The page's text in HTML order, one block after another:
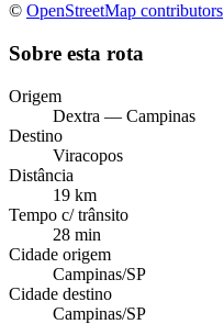
© OpenStreetMap contributors
Sobre esta rota
Origem
Dextra — Campinas
Destino
Viracopos
Distância
19 km
Tempo c/ trânsito
28 min
Cidade origem
Campinas/SP
Cidade destino
Campinas/SP